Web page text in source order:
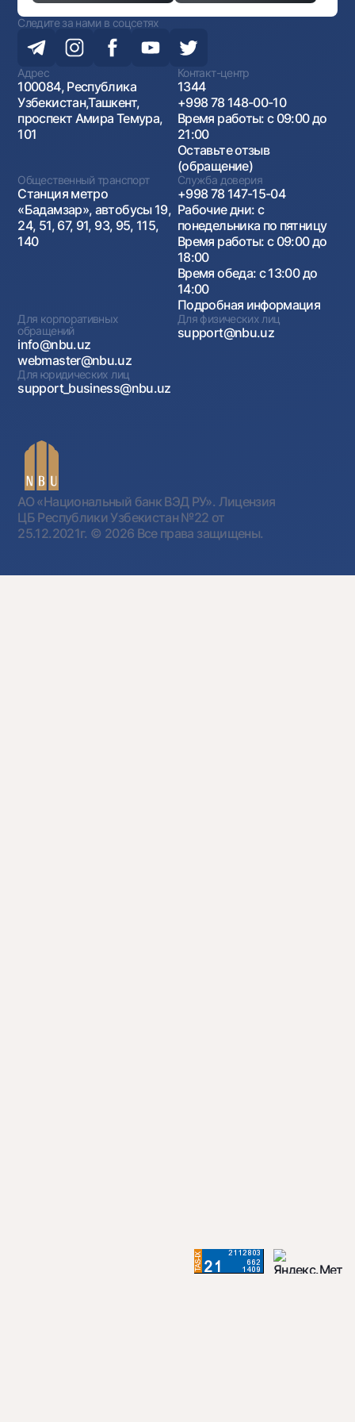
Следите за нами в соцсетях
Адрес
100084, Республика
Узбекистан,Ташкент,
проспект Амира Темура,
101
Контакт-центр
1344
+998 78 148-00-10
Время работы: с 09:00 до
21:00
Оставьте отзыв
(обращение)
Общественный транспорт
Станция метро
«Бадамзар», автобусы 19,
24, 51, 67, 91, 93, 95, 115,
140
Служба доверия
+998 78 147-15-04
Рабочие дни: с
понедельника по пятницу
Время работы: с 09:00 до
18:00
Время обеда: с 13:00 до
14:00
Подробная информация
Для корпоративных
обращений
info@nbu.uz
webmaster@nbu.uz
Для физических лиц
support@nbu.uz
Для юридических лиц
support_business@nbu.uz
АО «Национальный банк ВЭД РУ». Лицензия
ЦБ Республики Узбекистан №22 от
25.12.2021г. © 2026 Все права защищены.